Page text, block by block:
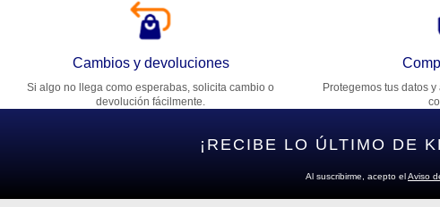
Dirección
Escribe
Cambios y devoluciones
Si algo no llega como esperabas, solicita cambio o
devolución fácilmente.
Protegemos tus datos
¡RECIBE LO ÚLTIMO DE
Al suscribirme, acepto elAviso